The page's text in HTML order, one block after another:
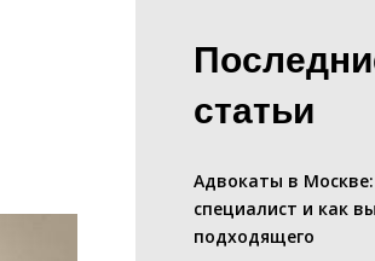
статьи
Адвокаты в
специалист и как
подходящего